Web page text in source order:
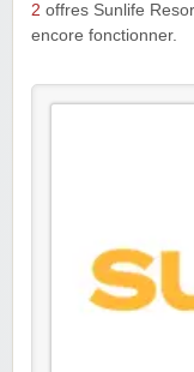
2 offres Sunlife
encore fonctionner.